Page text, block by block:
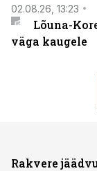
02.08.26, 13:23
Lõuna-
väga kaugele
Rakvere